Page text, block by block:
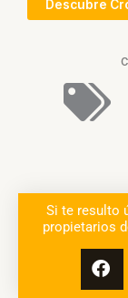
Descubre
Si te resulto
propietarios